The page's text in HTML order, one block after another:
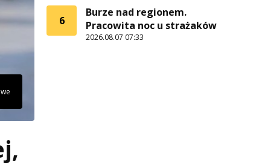
6
Burze nad regionem.
Pracowita noc u strażaków
2026.08.07 07:33